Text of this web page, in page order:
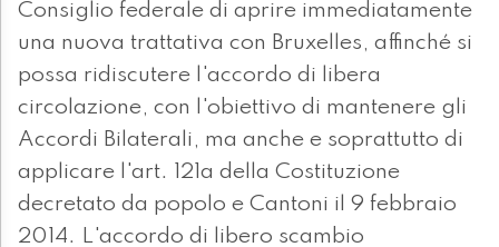
Consiglio federale di aprire immediatamente
una nuova trattativa con Bruxelles, affinché si
possa ridiscutere l'accordo di libera
circolazione, con l'obiettivo di mantenere gli
Accordi Bilaterali, ma anche e soprattutto di
applicare l'art. 121a della Costituzione
decretato da popolo e Cantoni il 9 febbraio
2014. L'accordo di libero scambio